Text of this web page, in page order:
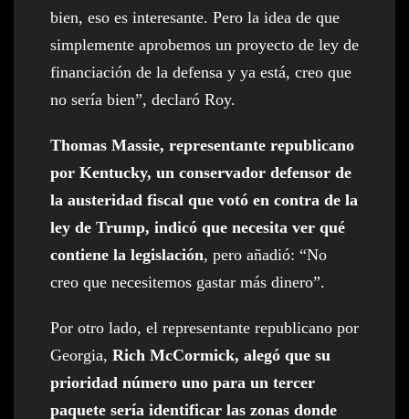
bien, eso es interesante. Pero la idea de que
simplemente aprobemos un proyecto de ley de
financiación de la defensa y ya está, creo que
no sería bien”, declaró Roy.
Thomas Massie, representante republicano
por Kentucky, un conservador defensor de
la austeridad fiscal que votó en contra de la
ley de Trump, indicó que necesita ver qué
contiene la legislación, pero añadió: “No
creo que necesitemos gastar más dinero”.
Por otro lado, el representante republicano por
Georgia, Rich McCormick, alegó que su
prioridad número uno para un tercer
paquete sería identificar las zonas donde